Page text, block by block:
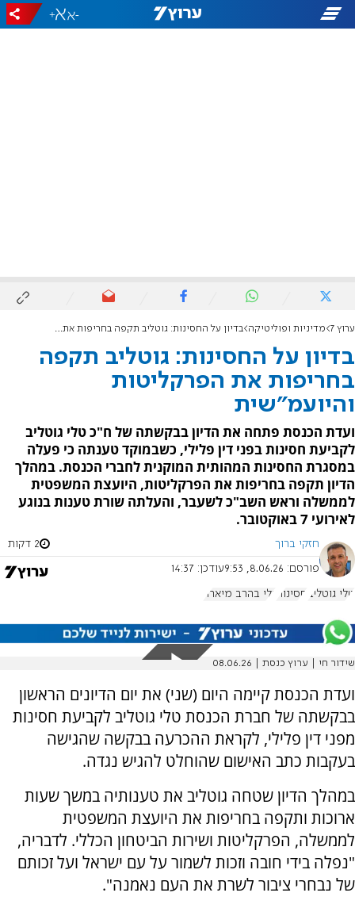
-
+
ערוץ 7 מדיניות ופוליטיקה בדיון על החסינות: גוטליב תקפה בחריפות את הפרקליטות והיועמ"שית
בדיון על החסינות: גוטליב תקפה
בחריפות את הפרקליטות
והיועמ"שית
ועדת הכנסת פתחה את הדיון בבקשתה של ח"כ טלי גוטליב
לקביעת חסינות בפני דין פלילי, כשבמוקד טענתה כי פעלה
במסגרת החסינות המהותית המוקנית לחברי הכנסת. במהלך
הדיון תקפה בחריפות את הפרקליטות, היועצת המשפטית
לממשלה וראש השב"כ לשעבר, והעלתה שורת טענות בנוגע
לאירועי 7 באוקטובר.
חזקי ברוך 2 דקות
פורסם: 8.06.26, 9:53 עודכן: 14:37
טלי גוטליב חסינות גלי בהרב מיארה
שידור חי | ערוץ כנסת | 08.06.26
ועדת הכנסת קיימה היום (שני) את יום הדיונים הראשון
בבקשתה של חברת הכנסת טלי גוטליב לקביעת חסינות
מפני דין פלילי, לקראת ההכרעה בבקשה שהגישה
בעקבות כתב האישום שהוחלט להגיש נגדה.
במהלך הדיון שטחה גוטליב את טענותיה במשך שעות
ארוכות ותקפה בחריפות את היועצת המשפטית
לממשלה, הפרקליטות ושירות הביטחון הכללי. לדבריה,
"נפלה בידי חובה וזכות לשמור על עם ישראל ועל זכותם
של נבחרי ציבור לשרת את העם נאמנה".